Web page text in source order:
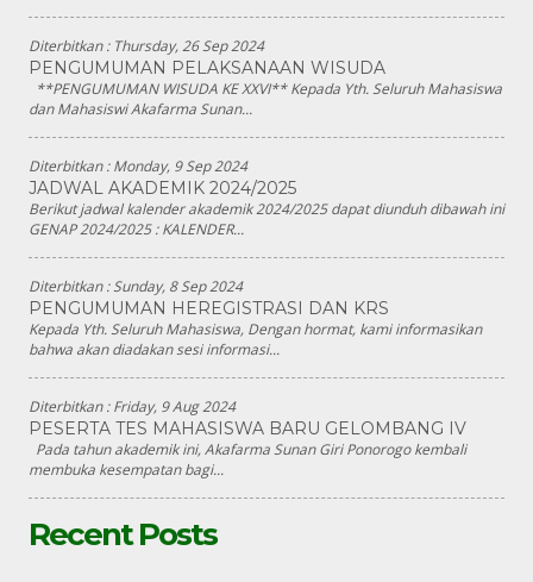
Diterbitkan : Thursday, 26 Sep 2024
PENGUMUMAN PELAKSANAAN WISUDA
**PENGUMUMAN WISUDA KE XXVI** Kepada Yth. Seluruh Mahasiswa
dan Mahasiswi Akafarma Sunan...
Diterbitkan :Monday, 9 Sep 2024
JADWAL AKADEMIK 2024/2025
Berikut jadwal kalender akademik 2024/2025 dapat diunduh dibawah ini
GENAP 2024/2025 : KALENDER...
Diterbitkan :Sunday, 8 Sep 2024
PENGUMUMAN HEREGISTRASI DAN KRS
Kepada Yth. Seluruh Mahasiswa, Dengan hormat, kami informasikan
bahwa akan diadakan sesi informasi...
Diterbitkan :Friday, 9 Aug 2024
PESERTA TES MAHASISWA BARU GELOMBANG IV
Pada tahun akademik ini, Akafarma Sunan Giri Ponorogo kembali
membuka kesempatan bagi...
Recent Posts